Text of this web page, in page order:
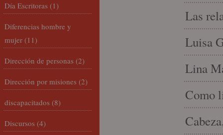
Las
Luisa
Lina
Como
Día Escritoras (1)
Diferencias hombre y
mujer (11)
Dirección de personas (2)
Dirección por misiones (2)
discapacitados (8)
Discursos (4)